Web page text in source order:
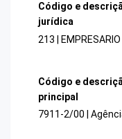
Código e
jurídica
213 |
Código e
principal
7911-2/00 |